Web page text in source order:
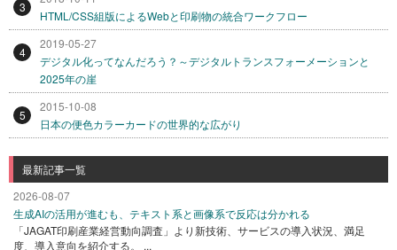
3
HTML/CSS組版によるWebと印刷物の統合ワークフロー
4
2019-05-27
デジタル化ってなんだろう？～デジタルトランスフォーメーションと
2025年の崖
5
2015-10-08
日本の便色カラーカードの世界的な広がり
最新記事一覧
2026-08-07
生成AIの活用が進むも、テキスト系と画像系で反応は分かれる
「JAGAT印刷産業経営動向調査」より新技術、サービスの導入状況、満足
度、導入意向を紹介する。 ...